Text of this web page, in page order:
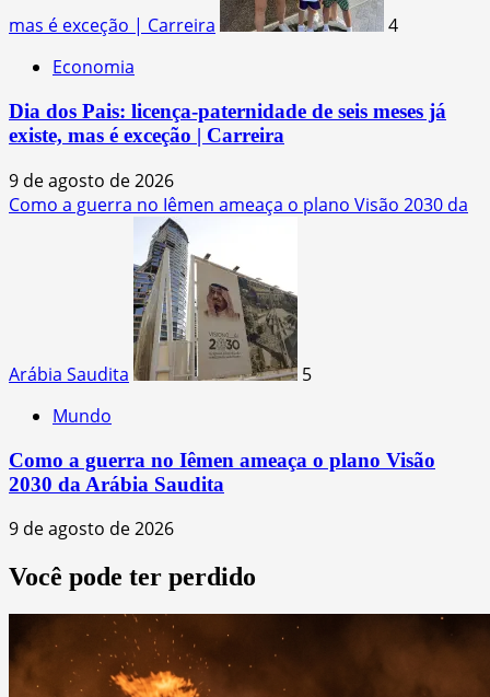
mas é exceção | Carreira
4
Economia
Dia dos Pais: licença-paternidade de seis meses já
existe, mas é exceção | Carreira
9 de agosto de 2026
Como a guerra no Iêmen ameaça o plano Visão 2030 da
Arábia Saudita
5
Mundo
Como a guerra no Iêmen ameaça o plano Visão
2030 da Arábia Saudita
9 de agosto de 2026
Você pode ter perdido